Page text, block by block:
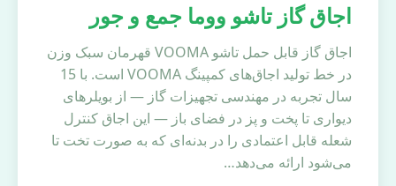
اجاق گاز تاشو ووما جمع و جور
اجاق گاز قابل حمل تاشو VOOMA قهرمان سبک وزن
در خط تولید اجاق‌های کمپینگ VOOMA است. با 15
سال تجربه در مهندسی تجهیزات گاز — از بویلرهای
دیواری تا پخت و پز در فضای باز — این اجاق کنترل
شعله قابل اعتمادی را در بدنه‌ای که به صورت تخت تا
می‌شود ارائه می‌دهد…